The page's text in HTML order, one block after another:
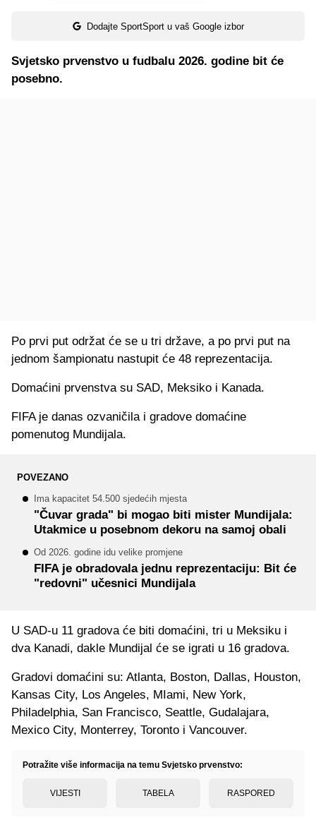
Dodajte SportSport u vaš Google izbor
Svjetsko prvenstvo u fudbalu 2026. godine bit će
posebno.
Po prvi put održat će se u tri države, a po prvi put na
jednom šampionatu nastupit će 48 reprezentacija.
Domaćini prvenstva su SAD, Meksiko i Kanada.
FIFA je danas ozvaničila i gradove domaćine
pomenutog Mundijala.
POVEZANO
Ima kapacitet 54.500 sjedećih mjesta
"Čuvar grada" bi mogao biti mister Mundijala:
Utakmice u posebnom dekoru na samoj obali
Od 2026. godine idu velike promjene
FIFA je obradovala jednu reprezentaciju: Bit će
"redovni" učesnici Mundijala
U SAD-u 11 gradova će biti domaćini, tri u Meksiku i
dva Kanadi, dakle Mundijal će se igrati u 16 gradova.
Gradovi domaćini su: Atlanta, Boston, Dallas, Houston,
Kansas City, Los Angeles, MIami, New York,
Philadelphia, San Francisco, Seattle, Gudalajara,
Mexico City, Monterrey, Toronto i Vancouver.
Potražite više informacija na temu Svjetsko prvenstvo:
VIJESTI TABELA RASPORED